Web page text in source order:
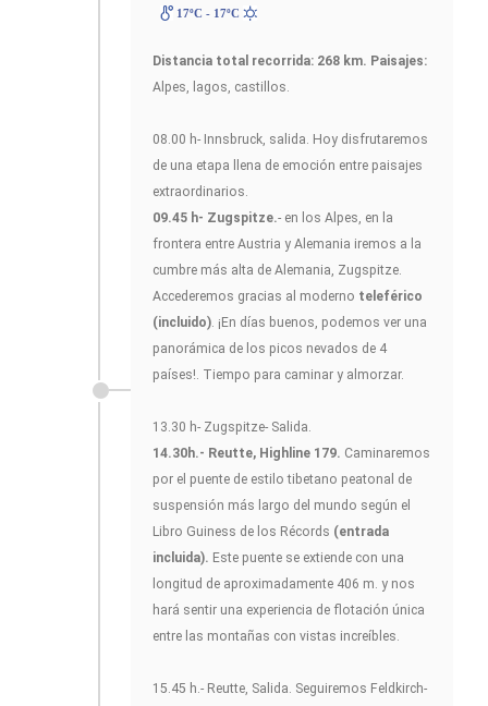
17ºC - 17ºC
Distancia total recorrida: 268 km. Paisajes:
Alpes, lagos, castillos.
08.00 h- Innsbruck, salida. Hoy disfrutaremos
de una etapa llena de emoción entre paisajes
extraordinarios.
09.45 h- Zugspitze.- en los Alpes, en la
frontera entre Austria y Alemania iremos a la
cumbre más alta de Alemania, Zugspitze.
Accederemos gracias al moderno teleférico
(incluido). ¡En días buenos, podemos ver una
panorámica de los picos nevados de 4
países!. Tiempo para caminar y almorzar.
13.30 h- Zugspitze- Salida.
14.30h.- Reutte, Highline 179. Caminaremos
por el puente de estilo tibetano peatonal de
suspensión más largo del mundo según el
Libro Guiness de los Récords (entrada
incluida). Este puente se extiende con una
longitud de aproximadamente 406 m. y nos
hará sentir una experiencia de flotación única
entre las montañas con vistas increíbles.
15.45 h.- Reutte, Salida. Seguiremos Feldkirch-